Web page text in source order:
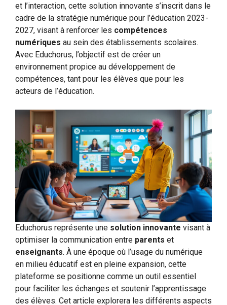
et l’interaction, cette solution innovante s’inscrit dans le
cadre de la stratégie numérique pour l’éducation 2023-
2027, visant à renforcer les compétences
numériques au sein des établissements scolaires.
Avec Educhorus, l’objectif est de créer un
environnement propice au développement de
compétences, tant pour les élèves que pour les
acteurs de l’éducation.
Educhorus représente une solution innovante visant à
optimiser la communication entre parents et
enseignants. À une époque où l’usage du numérique
en milieu éducatif est en pleine expansion, cette
plateforme se positionne comme un outil essentiel
pour faciliter les échanges et soutenir l’apprentissage
des élèves. Cet article explorera les différents aspects